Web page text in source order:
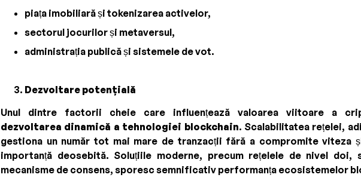
piața imobiliară și tokenizarea activelor,
sectorul jocurilor și metaversul,
administrația publică și sistemele de vot.
Dezvoltare potențială
Unul dintre factorii cheie care influențează valoarea viitoare a
dezvoltarea dinamică a tehnologiei blockchain. Scalabilitatea rețelei,
gestiona un număr tot mai mare de tranzacții fără a compromite viteza
importanță deosebită. Soluțiile moderne, precum rețelele de nivel doi,
mecanisme de consens, sporesc semnificativ performanța ecosistemelor